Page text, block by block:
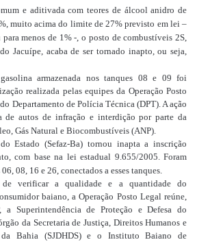
e aditivada com teores de álcool anidro de
muito acima do limite de 27% previsto em lei –
menos de 1% -, o posto de combustíveis 2S,
Jacuípe, acaba de ser tornado inapto, ou seja,
armazenada nos tanques 08 e 09 foi
realizada pelas equipes da Operação Posto
Departamento de Polícia Técnica (DPT). A ação
de autos de infração e interdição por parte da
Gás Natural e Biocombustíveis (ANP).
Estado (Sefaz-Ba) tornou inapta a inscrição
com base na lei estadual 9.655/2005. Foram
08, 16 e 26, conectados a esses tanques.
verificar a qualidade e a quantidade do
baiano, a Operação Posto Legal reúne,
Superintendência de Proteção e Defesa do
da Secretaria de Justiça, Direitos Humanos e
da Bahia (SJDHDS) e o Instituto Baiano de